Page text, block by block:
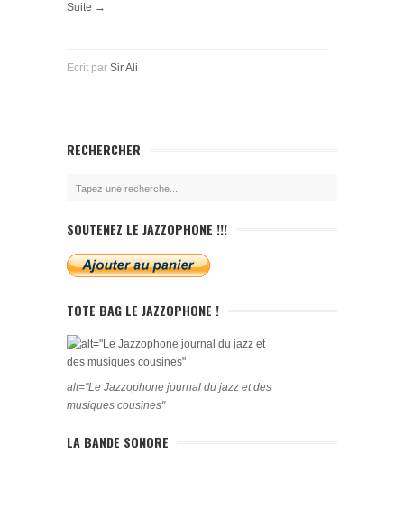
Suite →
Ecrit par Sir Ali
RECHERCHER
SOUTENEZ LE JAZZOPHONE !!!
TOTE BAG LE JAZZOPHONE !
alt="Le Jazzophone journal du jazz et des
musiques cousines"
LA BANDE SONORE